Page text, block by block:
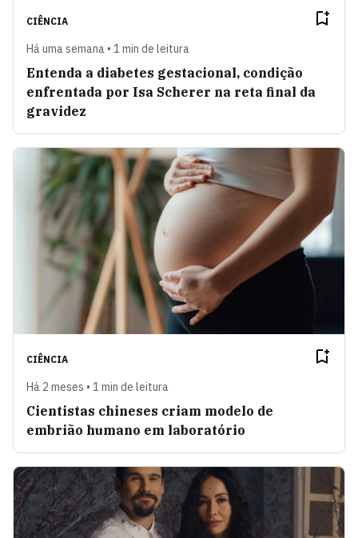
CIÊNCIA
Há uma semana • 1 min de leitura
Entenda a diabetes gestacional, condição
enfrentada por Isa Scherer na reta final da
gravidez
CIÊNCIA
Há 2 meses • 1 min de leitura
Cientistas chineses criam modelo de
embrião humano em laboratório